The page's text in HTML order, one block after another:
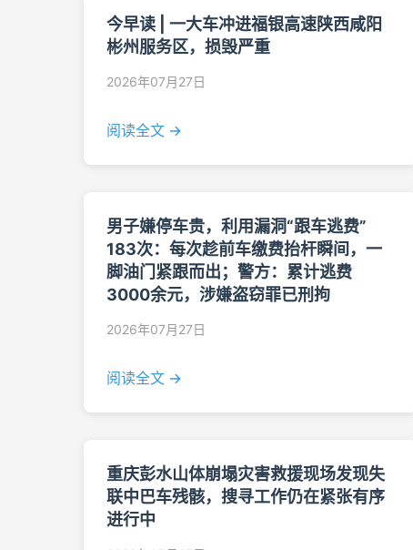
今早读 | 一大车冲进福银高速陕西咸阳
彬州服务区，损毁严重
2026年07月27日
阅读全文 →
男子嫌停车贵，利用漏洞“跟车逃费”
183次：每次趁前车缴费抬杆瞬间，一
脚油门紧跟而出；警方：累计逃费
3000余元，涉嫌盗窃罪已刑拘
2026年07月27日
阅读全文 →
重庆彭水山体崩塌灾害救援现场发现失
联中巴车残骸，搜寻工作仍在紧张有序
进行中